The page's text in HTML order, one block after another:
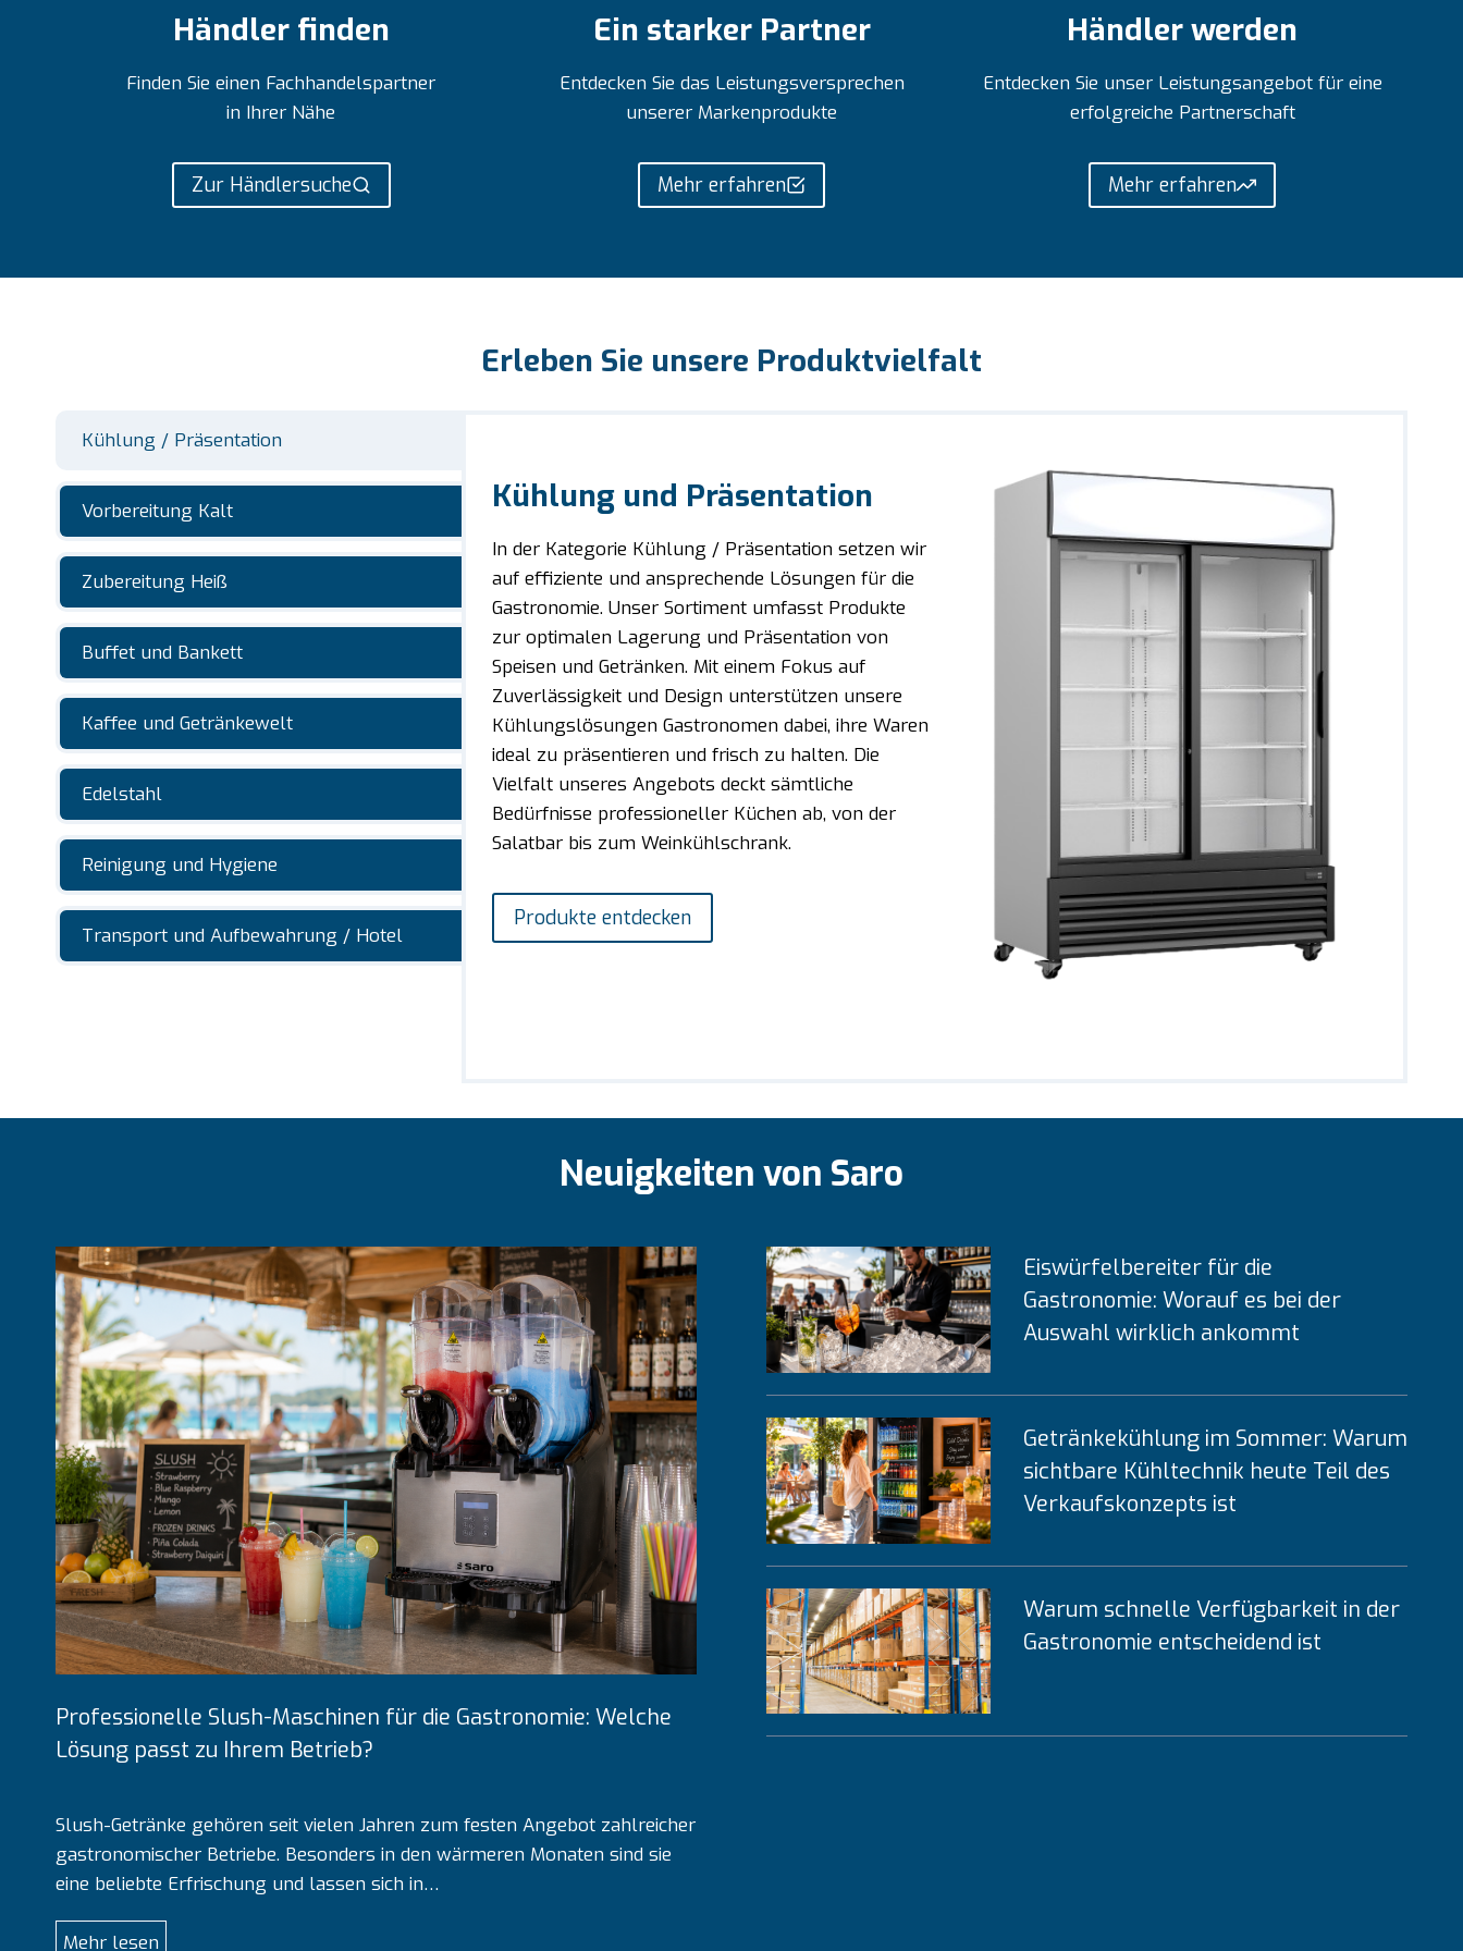
Händler finden
Finden Sie einen Fachhandelspartner
in Ihrer Nähe
Zur Händlersuche
Ein starker Partner
Entdecken Sie das Leistungsversprechen
unserer Markenprodukte
Mehr erfahren
Händler werden
Entdecken Sie unser Leistungsangebot für eine
erfolgreiche Partnerschaft
Mehr erfahren
Erleben Sie unsere Produktvielfalt
Kühlung / Präsentation
Vorbereitung Kalt
Zubereitung Heiß
Buffet und Bankett
Kaffee und Getränkewelt
Edelstahl
Reinigung und Hygiene
Transport und Aufbewahrung / Hotel
Kühlung und Präsentation
In der Kategorie Kühlung / Präsentation setzen wir
auf effiziente und ansprechende Lösungen für die
Gastronomie. Unser Sortiment umfasst Produkte
zur optimalen Lagerung und Präsentation von
Speisen und Getränken. Mit einem Fokus auf
Zuverlässigkeit und Design unterstützen unsere
Kühlungslösungen Gastronomen dabei, ihre Waren
ideal zu präsentieren und frisch zu halten. Die
Vielfalt unseres Angebots deckt sämtliche
Bedürfnisse professioneller Küchen ab, von der
Salatbar bis zum Weinkühlschrank.
Produkte entdecken
Neuigkeiten von Saro
Professionelle Slush-Maschinen für die Gastronomie: Welche
Lösung passt zu Ihrem Betrieb?
Slush-Getränke gehören seit vielen Jahren zum festen Angebot zahlreicher
gastronomischer Betriebe. Besonders in den wärmeren Monaten sind sie
eine beliebte Erfrischung und lassen sich in…
Mehr lesen
Eiswürfelbereiter für die
Gastronomie: Worauf es bei der
Auswahl wirklich ankommt
Getränkekühlung im Sommer: Warum
sichtbare Kühltechnik heute Teil des
Verkaufskonzepts ist
Warum schnelle Verfügbarkeit in der
Gastronomie entscheidend ist